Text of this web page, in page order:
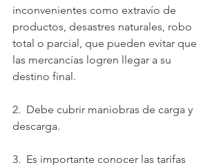
inconvenientes como extravío de
productos, desastres naturales, robo
total o parcial, que pueden evitar que
las mercancías logren llegar a su
destino final.
2.  Debe cubrir maniobras de carga y
descarga.
3.  Es importante conocer las tarifas